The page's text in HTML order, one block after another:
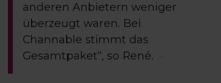
anderen Anbietern weniger
überzeugt waren. Bei
Channable stimmt das
Gesamtpaket“, so René.